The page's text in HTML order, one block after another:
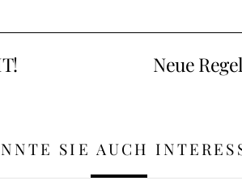
Neue
SIE AUCH